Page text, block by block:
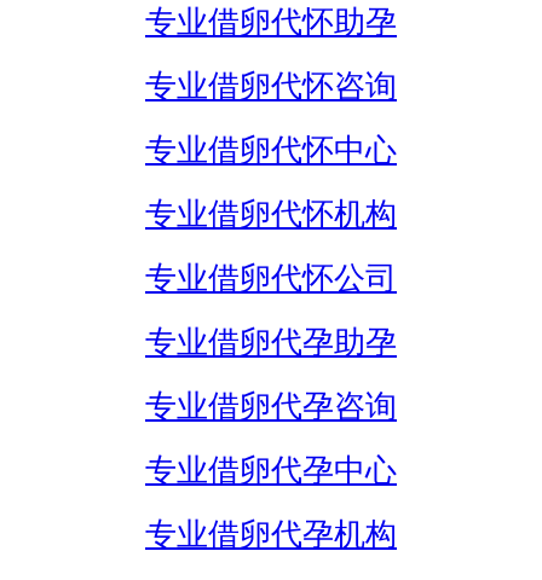
专业借卵代怀助孕
专业借卵代怀咨询
专业借卵代怀中心
专业借卵代怀机构
专业借卵代怀公司
专业借卵代孕助孕
专业借卵代孕咨询
专业借卵代孕中心
专业借卵代孕机构